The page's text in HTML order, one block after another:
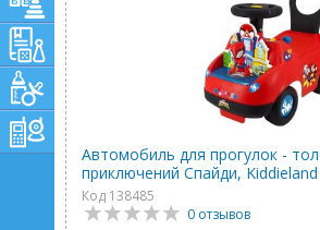
Автомобиль для прогулок -
приключений Спайди, Kiddieland
Код 138485
0 отзывов